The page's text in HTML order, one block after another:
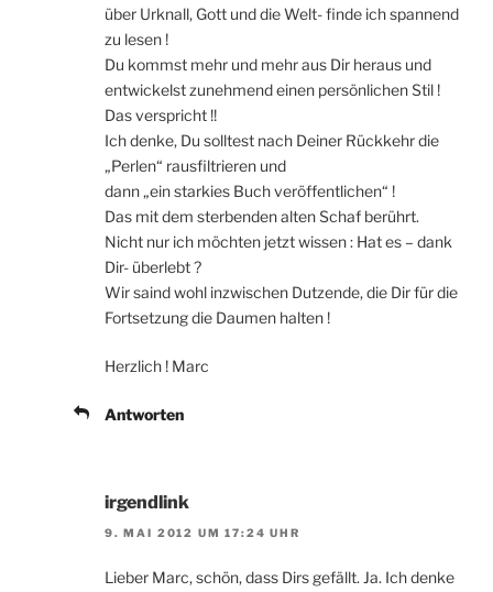
über Urknall, Gott und die Welt- finde ich spannend
zu lesen !
Du kommst mehr und mehr aus Dir heraus und
entwickelst zunehmend einen persönlichen Stil !
Das verspricht !!
Ich denke, Du solltest nach Deiner Rückkehr die
„Perlen“ rausfiltrieren und
dann „ein starkies Buch veröffentlichen“ !
Das mit dem sterbenden alten Schaf berührt.
Nicht nur ich möchten jetzt wissen : Hat es – dank
Dir- überlebt ?
Wir saind wohl inzwischen Dutzende, die Dir für die
Fortsetzung die Daumen halten !
Herzlich ! Marc
Antworten
irgendlink
9. MAI 2012 UM 17:24 UHR
Lieber Marc, schön, dass Dirs gefällt. Ja. Ich denke